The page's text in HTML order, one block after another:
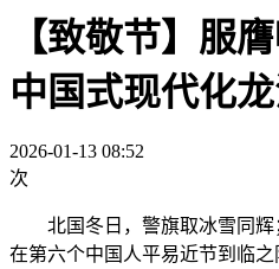
【致敬节】服
中国式现代化
2026-01-13 08:52
次
北国冬日，警旗取冰雪同辉
在第六个中国人平易近节到临